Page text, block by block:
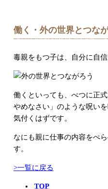
働く・外の世界とつな
毒親をもつ子は、自分に自
働くといっても、べつに正
やめなさい」のような呪い
気付くはずです。
なにも親に仕事の内容をぺ
す。
>一覧に戻る
TOP